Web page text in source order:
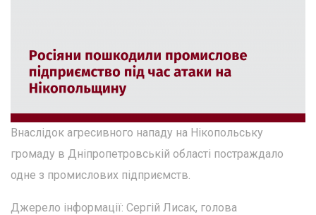
Внаслідок агресивного нападу на Нікопольську
громаду в Дніпропетровській області постраждало
одне з промислових підприємств.
Джерело інформації: Сергій Лисак, голова